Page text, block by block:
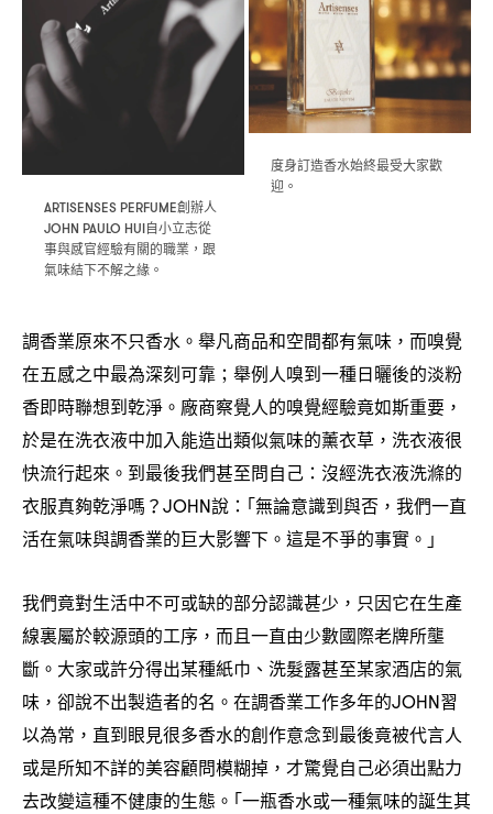
ARTISENSES PERFUME創辦人
JOHN PAULO HUI自小立志從
事與感官經驗有關的職業 ， 跟
氣味結下不解之緣。
度身訂造香水始終最受大家歡
迎。
調香業原來不只香水。舉凡商品和空間都有氣味 ， 而嗅覺
在五感之中最為深刻可靠 ； 舉例人嗅到一種日曬後的淡粉
香即時聯想到乾淨。廠商察覺人的嗅覺經驗竟如斯重要 ，
於是在洗衣液中加入能造出類似氣味的薰衣草 ， 洗衣液很
快流行起來。到最後我們甚至問自己 ： 沒經洗衣液洗滌的
衣服真夠乾淨嗎 ？JOHN說 ： ｢無論意識到與否 ， 我們一直
活在氣味與調香業的巨大影響下。這是不爭的事實。｣
我們竟對生活中不可或缺的部分認識甚少 ， 只因它在生產
線裏屬於較源頭的工序 ， 而且一直由少數國際老牌所壟
斷。大家或許分得出某種紙巾、洗髮露甚至某家酒店的氣
味 ， 卻說不出製造者的名。在調香業工作多年的JOHN習
以為常 ， 直到眼見很多香水的創作意念到最後竟被代言人
或是所知不詳的美容顧問模糊掉 ， 才驚覺自己必須出點力
去改變這種不健康的生態。｢一瓶香水或一種氣味的誕生其